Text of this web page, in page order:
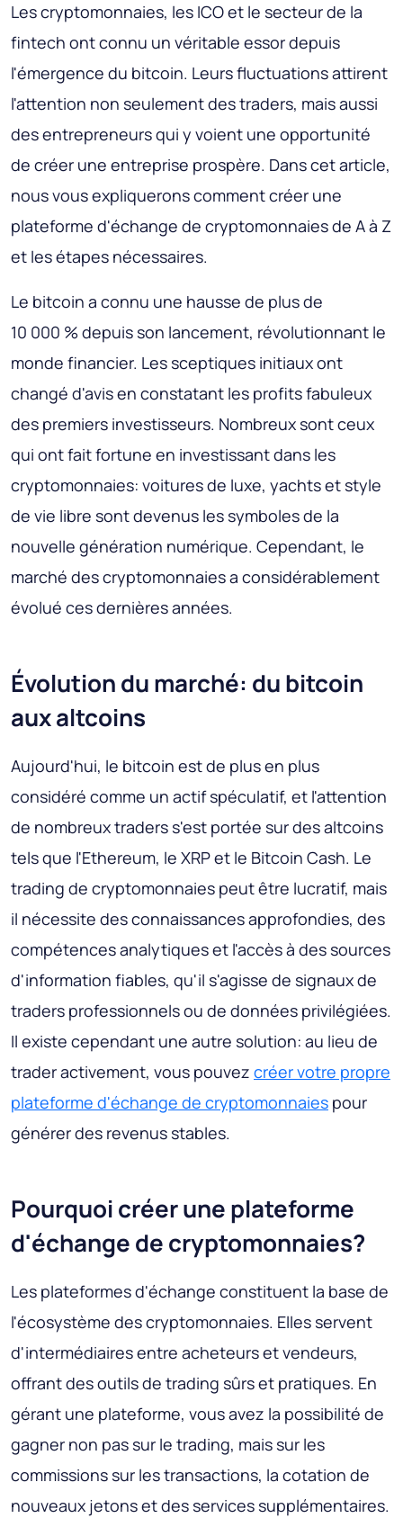
Les cryptomonnaies, les ICO et le secteur de la
fintech ont connu un véritable essor depuis
l'émergence du bitcoin. Leurs fluctuations attirent
l'attention non seulement des traders, mais aussi
des entrepreneurs qui y voient une opportunité
de créer une entreprise prospère. Dans cet article,
nous vous expliquerons comment créer une
plateforme d'échange de cryptomonnaies de A à Z
et les étapes nécessaires.
Le bitcoin a connu une hausse de plus de
10 000 % depuis son lancement, révolutionnant le
monde financier. Les sceptiques initiaux ont
changé d'avis en constatant les profits fabuleux
des premiers investisseurs. Nombreux sont ceux
qui ont fait fortune en investissant dans les
cryptomonnaies: voitures de luxe, yachts et style
de vie libre sont devenus les symboles de la
nouvelle génération numérique. Cependant, le
marché des cryptomonnaies a considérablement
évolué ces dernières années.
Évolution du marché: du bitcoin
aux altcoins
Aujourd'hui, le bitcoin est de plus en plus
considéré comme un actif spéculatif, et l'attention
de nombreux traders s'est portée sur des altcoins
tels que l'Ethereum, le XRP et le Bitcoin Cash. Le
trading de cryptomonnaies peut être lucratif, mais
il nécessite des connaissances approfondies, des
compétences analytiques et l'accès à des sources
d'information fiables, qu'il s'agisse de signaux de
traders professionnels ou de données privilégiées.
Il existe cependant une autre solution: au lieu de
trader activement, vous pouvez créer votre propre
plateforme d'échange de cryptomonnaies pour
générer des revenus stables.
Pourquoi créer une plateforme
d'échange de cryptomonnaies?
Les plateformes d'échange constituent la base de
l'écosystème des cryptomonnaies. Elles servent
d'intermédiaires entre acheteurs et vendeurs,
offrant des outils de trading sûrs et pratiques. En
gérant une plateforme, vous avez la possibilité de
gagner non pas sur le trading, mais sur les
commissions sur les transactions, la cotation de
nouveaux jetons et des services supplémentaires.